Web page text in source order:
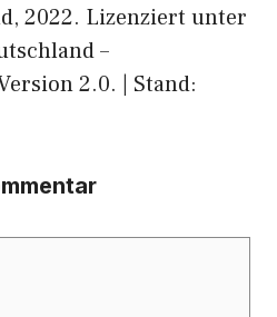
2022. Lizenziert unter
–
2.0. | Stand: